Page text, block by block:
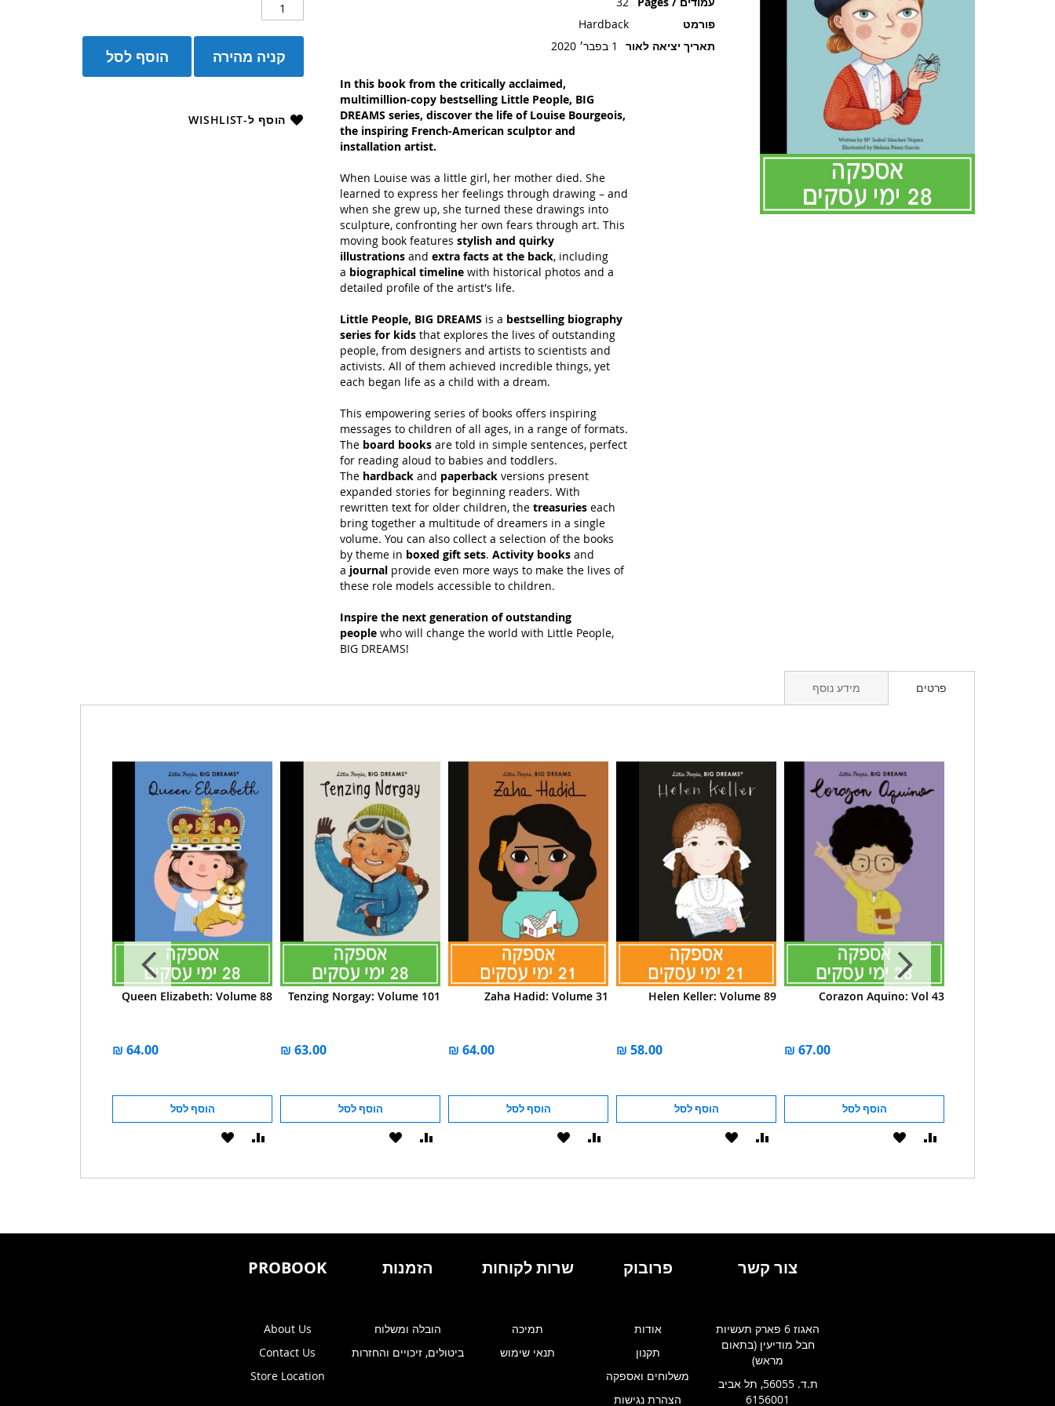
הוסף לסל קניה מהירה
הוסף ל-WISHLIST
פורמט
Hardback
תאריך יציאה לאור
1 בפבר׳ 2020
In this book from the critically acclaimed,
multimillion-copy bestselling Little People, BIG
DREAMS series, discover the life of Louise Bourgeois,
the inspiring French-American sculptor and
installation artist.
When Louise was a little girl, her mother died. She
learned to express her feelings through drawing – and
when she grew up, she turned these drawings into
sculpture, confronting her own fears through art. This
moving book features stylish and quirky
illustrationsand extra facts at the back, including
a biographical timelinewith historical photos and a
detailed profile of the artist's life.
Little People, BIG DREAMS is a bestselling biography
series for kidsthat explores the lives of outstanding
people, from designers and artists to scientists and
activists. All of them achieved incredible things, yet
each began life as a child with a dream.
This empowering series of books offers inspiring
messages to children of all ages, in a range of formats.
The board booksare told in simple sentences, perfect
for reading aloud to babies and toddlers.
The hardbackand paperbackversions present
expanded stories for beginning readers. With
rewritten text for older children, the treasurieseach
bring together a multitude of dreamers in a single
volume. You can also collect a selection of the books
by theme in boxed gift sets. Activity booksand
a journalprovide even more ways to make the lives of
these role models accessible to children.
Inspire the next generation of outstanding
people who will change the world with Little People,
BIG DREAMS!
פרטים
Queen Elizabeth: Volume 88
הוסף לסל
הוסף
Tenzing Norgay: Volume 101
הוסף לסל
הוסף
Zaha Hadid: Volume 31
הוסף לסל
הוסף
Helen Keller: Volume 89
הוסף לסל
הוסף
Corazon Aquino: Vol 43
הוסף לסל
הוסף
מידע נוסף
צור קשר
האגוז 6 פארק תעשיות
חבל מודיעין (בתאום
מראש)
ת.ד. 56055, תל אביב
6156001
פרובוק
אודות
תקנון
משלוחים ואספקה
הצהרת נגישות
שרות לקוחות
תמיכה
תנאי שימוש
הזמנות
הובלה ומשלוח
ביטולים, זיכויים והחזרות
PROBOOK
About Us
Contact Us
Store Location